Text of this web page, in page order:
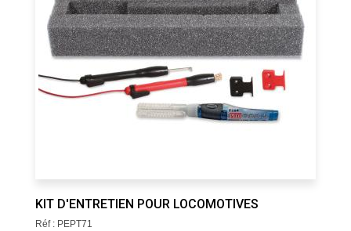
KIT D'ENTRETIEN POUR LOCOMOTIVES
Réf : PEPT71